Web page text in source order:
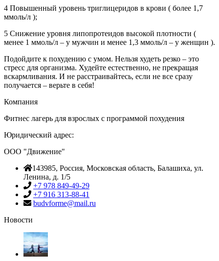
4 Повышенный уровень триглицеридов в крови ( более 1,7
ммоль/л );
5 Снижение уровня липопротеидов высокой плотности (
менее 1 ммоль/л – у мужчин и менее 1,3 ммоль/л – у женщин ).
Подойдите к похудению с умом. Нельзя худеть резко – это
стресс для организма. Худейте естественно, не прекращая
вскармливания. И не расстраивайтесь, если не все сразу
получается – верьте в себя!
Компания
Фитнес лагерь для взрослых с программой похудения
Юридический адрес:
ООО "Движение"
143985, Россия, Московская область, Балашиха, ул.
Ленина, д. 1/5
+7 978 849-49-29
+7 916 313-88-41
budvforme@mail.ru
Новости